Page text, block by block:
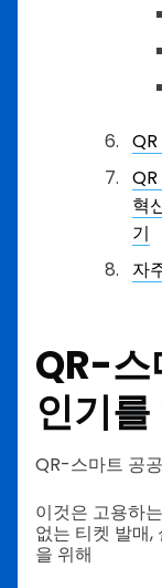
혁
기
자
QR-스
인기
QR-스마트 공
이것은 고용하
없는 티켓 발매,
을 위해